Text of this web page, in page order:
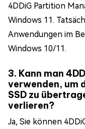
4DDiG Partition
Windows 11.
Anwendungen im
Windows 10/11.
3. Kann man
verwenden, um
SSD zu
verlieren?
Ja, Sie können